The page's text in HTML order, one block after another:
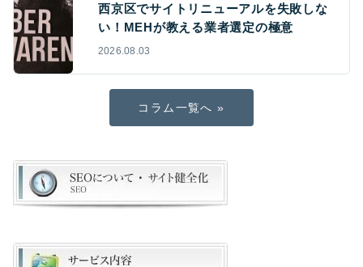
西京区でサイトリニューアルを失敗しな
い！MEHが教える業者選定の極意
2026.08.03
コラム一覧へ »